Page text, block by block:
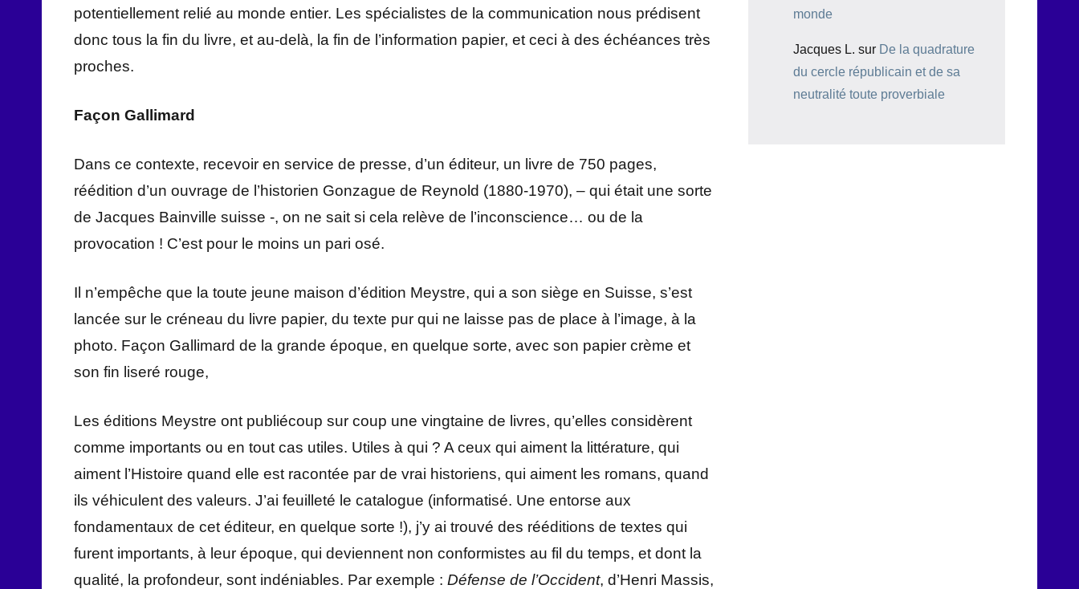
potentiellement relié au monde entier. Les spécialistes de la communication nous prédisent
donc tous la fin du livre, et au-delà, la fin de l’information papier, et ceci à des échéances très
proches.
Façon Gallimard
Dans ce contexte, recevoir en service de presse, d’un éditeur, un livre de 750 pages,
réédition d’un ouvrage de l’historien Gonzague de Reynold (1880-1970), – qui était une sorte
de Jacques Bainville suisse -, on ne sait si cela relève de l’inconscience… ou de la
provocation ! C’est pour le moins un pari osé.
Il n’empêche que la toute jeune maison d’édition Meystre, qui a son siège en Suisse, s’est
lancée sur le créneau du livre papier, du texte pur qui ne laisse pas de place à l’image, à la
photo. Façon Gallimard de la grande époque, en quelque sorte, avec son papier crème et
son fin liseré rouge,
Les éditions Meystre ont publiécoup sur coup une vingtaine de livres, qu’elles considèrent
comme importants ou en tout cas utiles. Utiles à qui ? A ceux qui aiment la littérature, qui
aiment l’Histoire quand elle est racontée par de vrai historiens, qui aiment les romans, quand
ils véhiculent des valeurs. J’ai feuilleté le catalogue (informatisé. Une entorse aux
fondamentaux de cet éditeur, en quelque sorte !), j’y ai trouvé des rééditions de textes qui
furent importants, à leur époque, qui deviennent non conformistes au fil du temps, et dont la
qualité, la profondeur, sont indéniables. Par exemple : Défense de l’Occident, d’Henri Massis,
monde
Jacques L. sur De la quadrature
du cercle républicain et de sa
neutralité toute proverbiale